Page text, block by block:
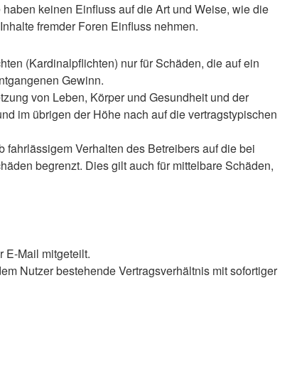
keinen Einfluss auf die Art und Weise, wie die
fremder Foren Einfluss nehmen.
(Kardinalpflichten) nur für Schäden, die auf ein
Gewinn.
von Leben, Körper und Gesundheit und der
im übrigen der Höhe nach auf die vertragstypischen
Verhalten des Betreibers auf die bei
begrenzt. Dies gilt auch für mittelbare Schäden,
E-Mail mitgeteilt.
Nutzer bestehende Vertragsverhältnis mit sofortiger